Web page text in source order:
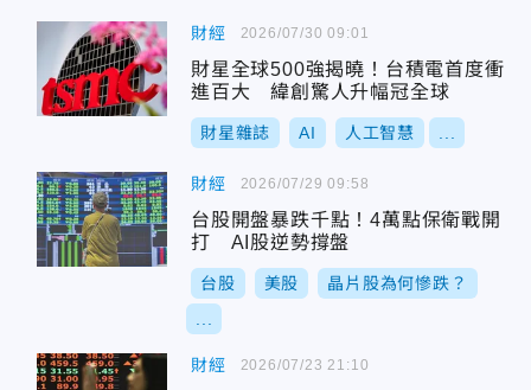
財經
財星全球500強揭曉！台積電首度衝
進百大 緯創驚人升幅冠全球
財星雜誌 AI 人工智慧
2026/07/30 09:01
財經
台股開盤暴跌千點！4萬點保衛戰開
打 AI股逆勢撐盤
台股 美股 晶片股為何慘跌？
2026/07/29 09:58
財經 2026/07/23 21:10